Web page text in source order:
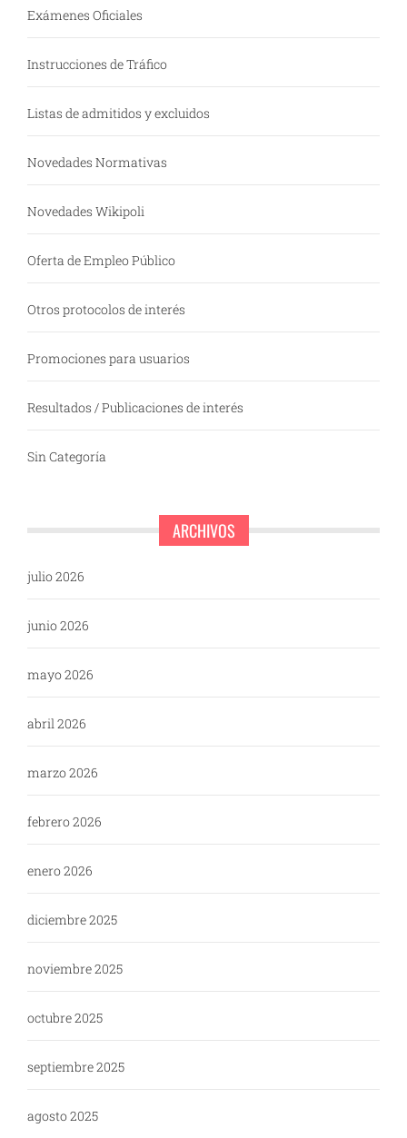
Exámenes Oficiales
Instrucciones de Tráfico
Listas de admitidos y excluidos
Novedades Normativas
Novedades Wikipoli
Oferta de Empleo Público
Otros protocolos de interés
Promociones para usuarios
Resultados / Publicaciones de interés
Sin Categoría
ARCHIVOS
julio 2026
junio 2026
mayo 2026
abril 2026
marzo 2026
febrero 2026
enero 2026
diciembre 2025
noviembre 2025
octubre 2025
septiembre 2025
agosto 2025